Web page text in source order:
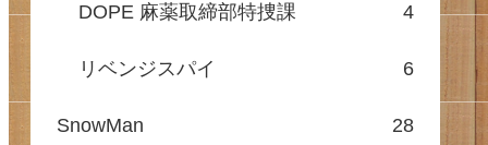
DOPE 麻薬取締部特捜課 4
リベンジスパイ 6
SnowMan 28